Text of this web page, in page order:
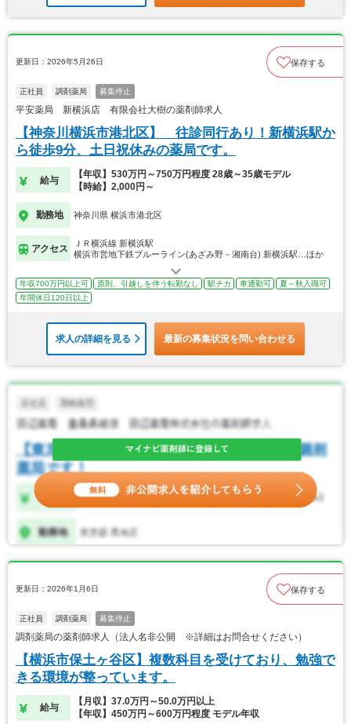
更新日：2026年5月26日 保存する
正社員 調剤薬局 募集停止
平安薬局 新横浜店 有限会社大樹の薬剤師求人
【神奈川横浜市港北区】 往診同行あり！新横浜駅か
ら徒歩9分、土日祝休みの薬局です。
給与
【年収】530万円～750万円程度 28歳～35歳モデル
【時給】2,000円～
勤務地 神奈川県 横浜市港北区
アクセス
ＪＲ横浜線 新横浜駅
横浜市営地下鉄ブルーライン(あざみ野－湘南台) 新横浜駅…ほか
年収700万円以上可 原則、引越しを伴う転勤なし 駅チカ 車通勤可
夏～秋入職可
年間休日120日以上
求人の詳細を見る 最新の募集状況を問い合わせる
更新日：2026年1月6日 保存する
正社員 調剤薬局 募集停止
調剤薬局の薬剤師求人（法人名非公開 ※詳細はお問合せください）
【横浜市保土ヶ谷区】複数科目を受けており、勉強で
きる環境が整っています。
給与
【月収】37.0万円～50.0万円以上
【年収】450万円～600万円程度 モデル年収